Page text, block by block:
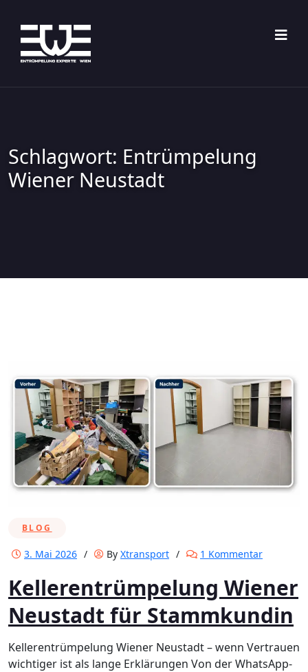
content
Schlagwort: Entrümpelung
Wiener Neustadt
BLOG
3. Mai 2026 / By Xtransport / 1 Kommentarzu
Wiener
Neustadt
für
Kellerentrümpelung Wiener
Neustadt für Stammkundin
Kellerentrümpelung Wiener Neustadt – wenn Vertrauen
wichtiger ist als lange Erklärungen Von der WhatsApp-